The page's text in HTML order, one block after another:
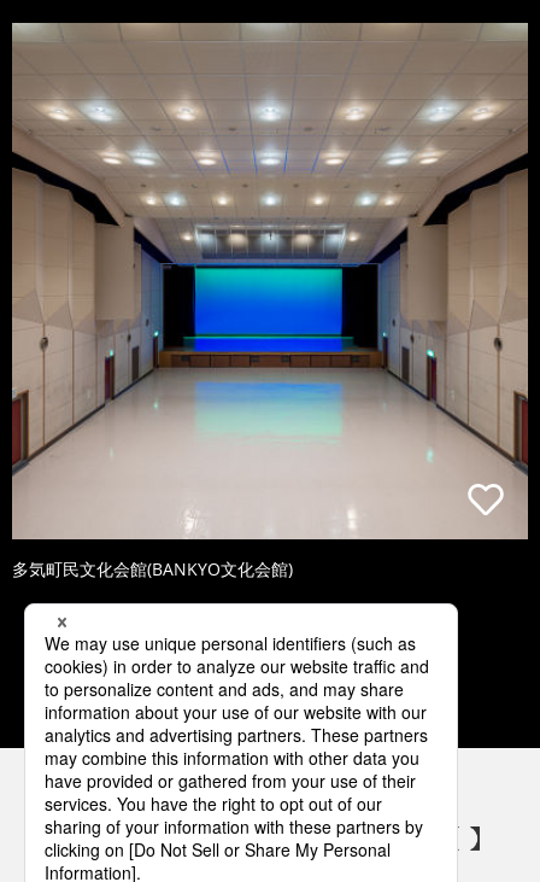
多気町民文化会館(BANKYO文化会館)
1 2 3 4 5
パナソニックの電気設備 SNSアカウント